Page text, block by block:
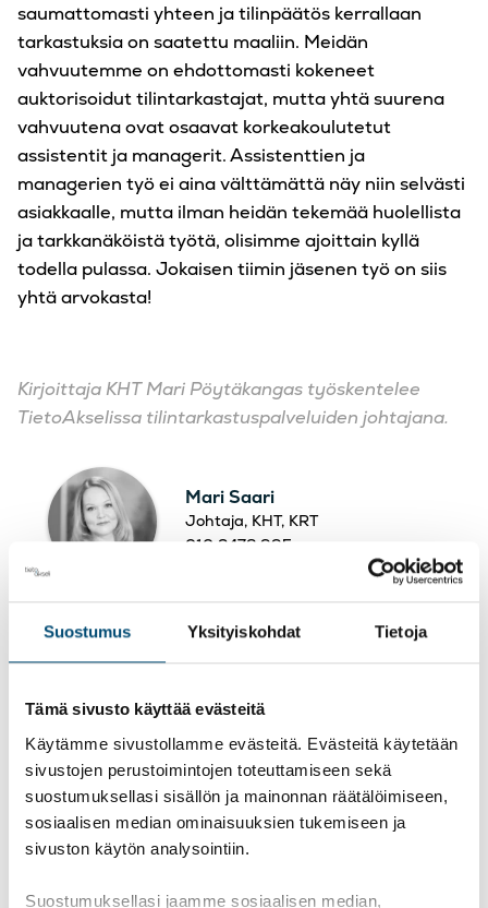
Suostumus Yksityiskohdat Tietoja
Tämä sivusto käyttää evästeitä
Käytämme sivustollamme evästeitä. Evästeitä käytetään
sivustojen perustoimintojen toteuttamiseen sekä
suostumuksellasi sisällön ja mainonnan räätälöimiseen,
sosiaalisen median ominaisuuksien tukemiseen ja
sivuston käytön analysointiin.
Suostumuksellasi jaamme sosiaalisen median,
saumattomasti yhteen ja tilinpäätös kerrallaan
tarkastuksia on saatettu maaliin. Meidän
vahvuutemme on ehdottomasti kokeneet
auktorisoidut tilintarkastajat, mutta yhtä suurena
vahvuutena ovat osaavat korkeakoulutetut
assistentit ja managerit. Assistenttien ja
managerien työ ei aina välttämättä näy niin selvästi
asiakkaalle, mutta ilman heidän tekemää huolellista
ja tarkkanäköistä työtä, olisimme ajoittain kyllä
todella pulassa. Jokaisen tiimin jäsenen työ on siis
yhtä arvokasta!
Kirjoittaja KHT Mari Pöytäkangas työskentelee
TietoAkselissa tilintarkastuspalveluiden johtajana.
Mari Saari
Johtaja, KHT, KRT
010 3472 995
Meiltä saat liiketoimintaa tukevaa
tilintarkastusta!
Tutustu tilintarkastuspalveluihimmetai ota
rohkeasti yhteyttä, niin keskustellaan lisää!